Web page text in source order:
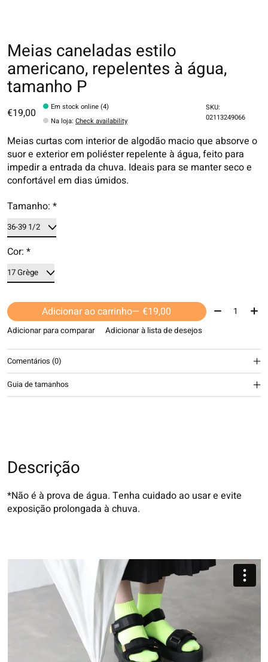
Meias caneladas estilo
americano, repelentes à água,
tamanho P
€19,00
Em stock online (4)
Na loja:Check availability
SKU:
02113249066
Meias curtas com interior de algodão macio que absorve o
suor e exterior em poliéster repelente à água, feito para
impedir a entrada da chuva. Ideais para se manter seco e
confortável em dias úmidos.
Tamanho: *
Cor: *
Adicionar ao carrinho — €19,00 Quantidade:
Adicionar para comparar Adicionar à lista de desejos
Comentários (0)
Guia de tamanhos
Descrição
*Não é à prova de água. Tenha cuidado ao usar e evite
exposição prolongada à chuva.